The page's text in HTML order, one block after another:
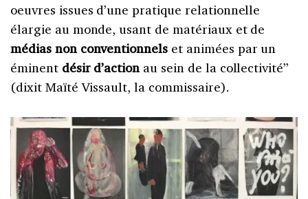
oeuvres issues d’une pratique relationnelle
élargie au monde, usant de matériaux et de
médias non conventionnels et animées par un
éminent désir d’action au sein de la collectivité”
(dixit Maïté Vissault, la commissaire).